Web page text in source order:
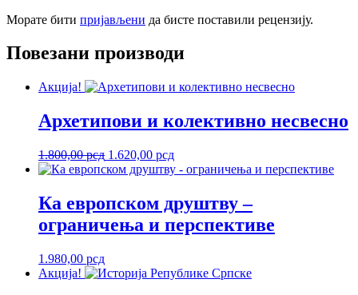
Морате бити пријављени да бисте поставили рецензију.
Повезани производи
Акција!
Архетипови и колективно несвесно
1.800,00рсд Оригинална
цена
1.800,00 рсд.
1.620,00 рсдТренутна
цена
Ка европском друштву –
ограничења и перспективе
1.980,00 рсд
Акција!